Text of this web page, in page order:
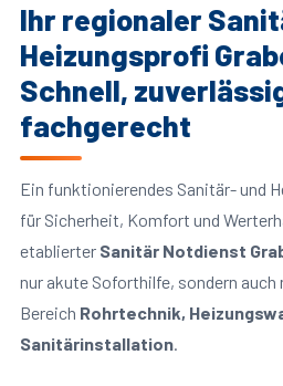
Ihr regionaler
Heizungsprofi
Schnell,
fachgerecht
Ein funktionierendes Sanitär- und
für Sicherheit, Komfort und
etablierter Sanitär Notdienst
nur akute Soforthilfe, sondern auch
Bereich Rohrtechnik,
Sanitärinstallation.